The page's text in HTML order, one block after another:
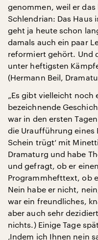
genommen, weil er
Schlendrian: Das Haus
geht ja heute schon
damals auch ein paar
reformiert gehört. Und
unter heftigsten
(Hermann Beil,
„Es gibt vielleicht noch
bezeichnende
war in den ersten
die Uraufführung eines
Schein trügt‘ mit
Dramaturg und habe
und gefragt, ob er
Programmhefttext, ob
Nein habe er nicht,
war ein freundliches,
aber auch sehr
nichts.) Einige Tage
‚Indem ich Ihnen nein